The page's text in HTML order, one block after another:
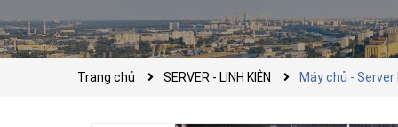
Trang chủ SERVER - LINH KIỆN Máy chủ - Server